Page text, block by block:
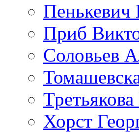
Пенькевич
Приб
Соловьев
Хорст